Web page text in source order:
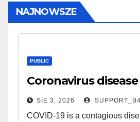
NAJNOWSZE
PUBLIC
Coronavirus disease
SIE 3, 2026
COVID-19 is a contagious